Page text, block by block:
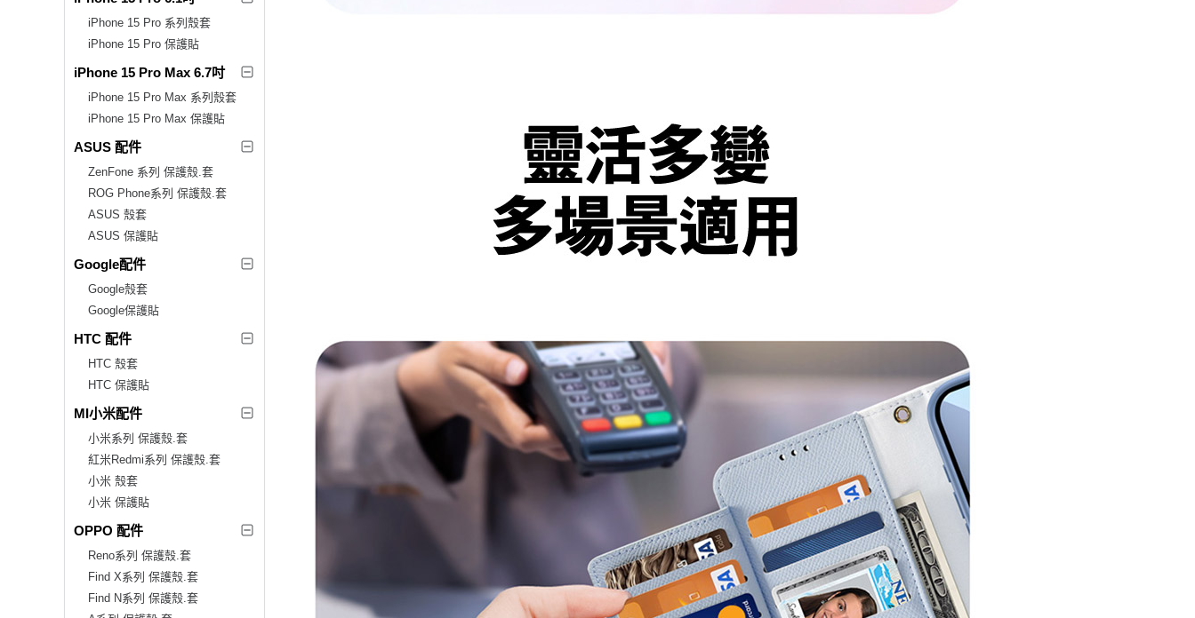
iPhone 15 Pro 系列殼套
iPhone 15 Pro 保護貼
iPhone 15 Pro Max 6.7吋
iPhone 15 Pro Max 系列殼套
iPhone 15 Pro Max 保護貼
ASUS 配件
ZenFone 系列 保護殼.套
ROG Phone系列 保護殼.套
ASUS 殼套
ASUS 保護貼
Google配件
Google殼套
Google保護貼
HTC 配件
HTC 殼套
HTC 保護貼
MI小米配件
小米系列 保護殼.套
紅米Redmi系列 保護殼.套
小米 殼套
小米 保護貼
OPPO 配件
Reno系列 保護殼.套
Find X系列 保護殼.套
Find N系列 保護殼.套